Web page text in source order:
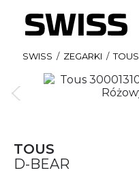
SWISS / ZEGARKI / TOUS
TOUS
D-BEAR